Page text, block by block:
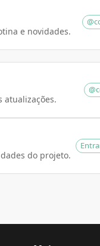
e novidades.
atualizações.
do projeto.